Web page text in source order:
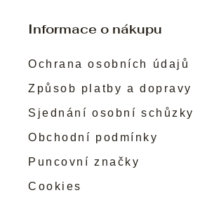
Informace o nákupu
Ochrana osobních údajů
Způsob platby a dopravy
Sjednání osobní schůzky
Obchodní podmínky
Puncovní značky
Cookies